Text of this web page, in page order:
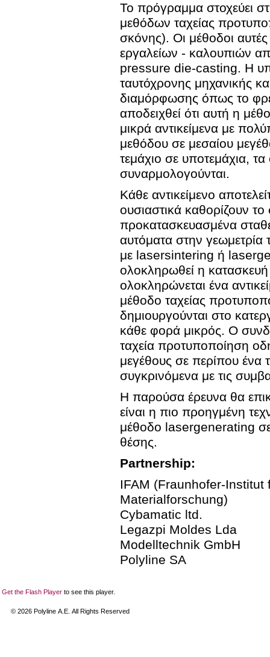
Το πρόγραμμα στοχεύει
μεθόδων ταχείας
σκόνης). Οι μέθοδοι
εργαλείων - καλουπιών
pressure die-casting. Η
ταυτόχρονης μηχανικής
διαμόρφωσης όπως το
αποδειχθεί ότι αυτή η
μικρά αντικείμενα με
μεθόδου σε μεσαίου
τεμάχιο σε υποτεμάχια,
συναρμολογούνται.
Κάθε αντικείμενο
ουσιαστικά καθορίζουν
προκατασκευασμένα
αυτόματα στην γεωμετρία
με lasersintering ή
ολοκληρωθεί η
ολοκληρώνεται ένα
μέθοδο ταχείας
δημιουργούνται στο
κάθε φορά μικρός. Ο
ταχεία προτυποποίηση
μεγέθους σε περίπου ένα
συγκρινόμενα με τις
Η παρούσα έρευνα θα
είναι η πιο προηγμένη
μέθοδο lasergenerating σε
θέσης.
Partnership:
IFAM (Fraunhofer-
Materialforschung)
Cybamatic ltd.
Legazpi Moldes Lda
Modelltechnik GmbH
Polyline SA
Get the Flash Player to see this player.
© 2026 Polyline Α.Ε. All Rights Reserved